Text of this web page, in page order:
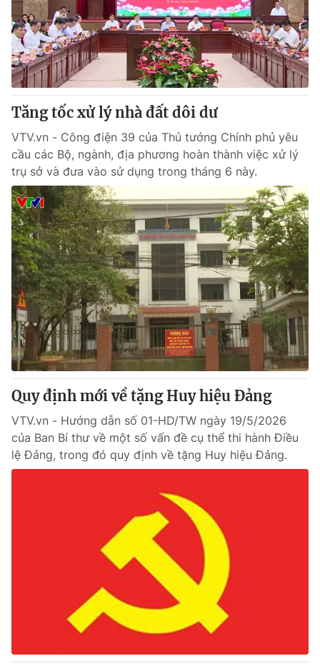
® Cấm sao chép dưới mọi hình thức nếu không có sự chấp
thuận bằng văn bản. Ghi rõ nguồn VTV.vn khi phát hành lại
thông tin từ website này.
Tăng tốc xử lý nhà đất dôi dư
VTV.vn - Công điện 39 của Thủ tướng Chính phủ yêu
cầu các Bộ, ngành, địa phương hoàn thành việc xử lý
trụ sở và đưa vào sử dụng trong tháng 6 này.
Quy định mới về tặng Huy hiệu Đảng
VTV.vn - Hướng dẫn số 01-HD/TW ngày 19/5/2026
của Ban Bí thư về một số vấn đề cụ thể thi hành Điều
lệ Đảng, trong đó quy định về tặng Huy hiệu Đảng.